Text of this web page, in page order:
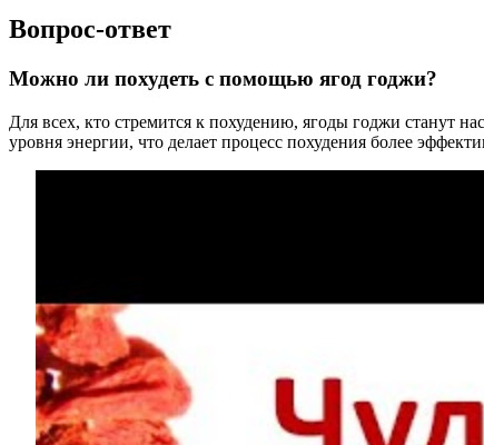
Вопрос-ответ
Можно ли похудеть с помощью ягод годжи?
Для всех, кто стремится к похудению, ягоды годжи станут
уровня энергии, что делает процесс похудения более